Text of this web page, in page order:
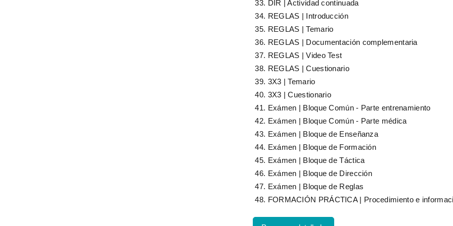
DIR | Actividad continuada
REGLAS | Introducción
REGLAS | Temario
REGLAS | Documentación complementaria
REGLAS | Video Test
REGLAS | Cuestionario
3X3 | Temario
3X3 | Cuestionario
Exámen | Bloque Común - Parte entrenamiento
Exámen | Bloque Común - Parte médica
Exámen | Bloque de Enseñanza
Exámen | Bloque de Formación
Exámen | Bloque de Táctica
Exámen | Bloque de Dirección
Exámen | Bloque de Reglas
FORMACIÓN PRÁCTICA | Procedimiento e